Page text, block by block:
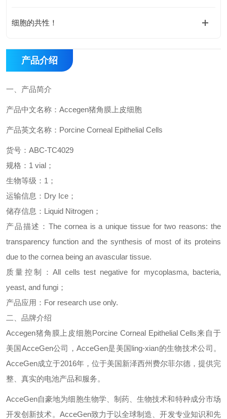
细胞的共性！
产品介绍
一、 产品简介
产品中文名称： Accegen猪角膜上皮细胞
产品英文名称： Porcine Corneal Epithelial Cells
货号： ABC-TC4029
规格： 1 vial ；
生物等级： 1 ；
运输信息： Dry Ice ；
储存信息： Liquid Nitrogen ；
产品描述： The cornea is a unique tissue for two reasons: the
transparency function and the synthesis of most of its proteins
due to the cornea being an avascular tissue.
质量控制：All cells test negative for mycoplasma, bacteria,
yeast, and fungi ；
产品应用： For research use only.
二、品牌介绍
Accegen猪角膜上皮细胞Porcine Corneal Epithelial Cells来自于
美国AcceGen公司，AcceGen是美国ling-xian的生物技术公司。
AcceGen成立于2016年，位于美国新泽西州费尔菲尔德，提供完
整、真实的电池产品和服务。
AcceGen自豪地为细胞生物学、制药、生物技术和特种成分市场
开发创新技术。 AcceGen致力于以全球制造、开发专业知识和先